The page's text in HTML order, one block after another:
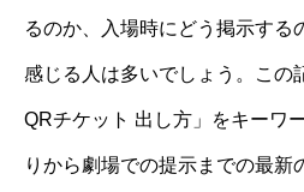
るのか、入場時にどう掲示す
感じる人は多いでしょう。この
QRチケット 出し方」をキーワ
りから劇場での提示までの最新